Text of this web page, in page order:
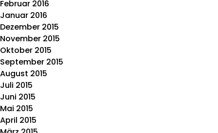
Februar 2016
Januar 2016
Dezember 2015
November 2015
Oktober 2015
September 2015
August 2015
Juli 2015
Juni 2015
Mai 2015
April 2015